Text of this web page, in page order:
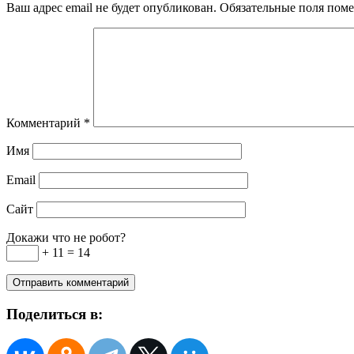
Ваш адрес email не будет опубликован. Обязательные поля
Комментарий *
Имя
Email
Сайт
Докажи что не робот?
+ 11 = 14
Поделиться в: